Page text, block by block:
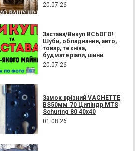
20.07.26
Застава/Викуп ВСЬОГО!
Шуби, обладнання, авто,
товар, техніка,
будматеріали, шини
20.07.26
Замок врізний VACHETTE
ВЅ50мм 70 Циліндр MTS
Schuring 80 40x40
01.08.26